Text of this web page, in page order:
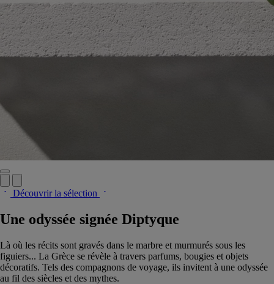
Découvrir la sélection
Une odyssée signée Diptyque
Là où les récits sont gravés dans le marbre et murmurés sous les
figuiers... La Grèce se révèle à travers parfums, bougies et objets
décoratifs. Tels des compagnons de voyage, ils invitent à une odyssée
au fil des siècles et des mythes.